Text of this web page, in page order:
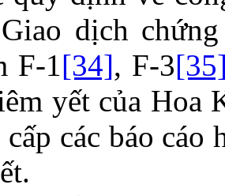
dịch
F-1[34], F-3
yết của Hoa
các báo cáo